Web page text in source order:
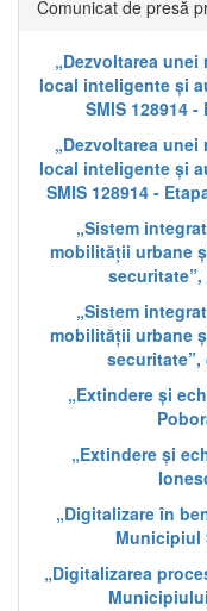
Comunicat de presă
„Dezvoltarea
local inteligente și
SMIS 128914 -
„Dezvoltarea
local inteligente și
SMIS 128914 -
„Sistem
mobilității urbane
securitate”,
„Sistem
mobilității urbane
securitate”,
„Extindere și
„Extindere și
„Digitalizare în
Municipiul
„Digitalizarea